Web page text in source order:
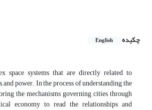
چکیده
English
space systems that are directly related to
and power. In the process of understanding the
the mechanisms governing cities through
economy to read the relationships and